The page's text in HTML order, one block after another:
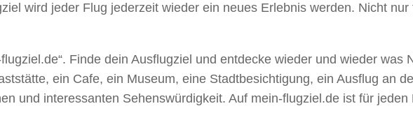
wird jeder Flug jederzeit wieder ein neues Erlebnis werden. Nicht
Finde dein Ausflugziel und entdecke wieder und wieder
ein Cafe, ein Museum, eine Stadtbesichtigung, ein Ausflug an
und interessanten Sehenswürdigkeit. Auf mein-flugziel.de ist für